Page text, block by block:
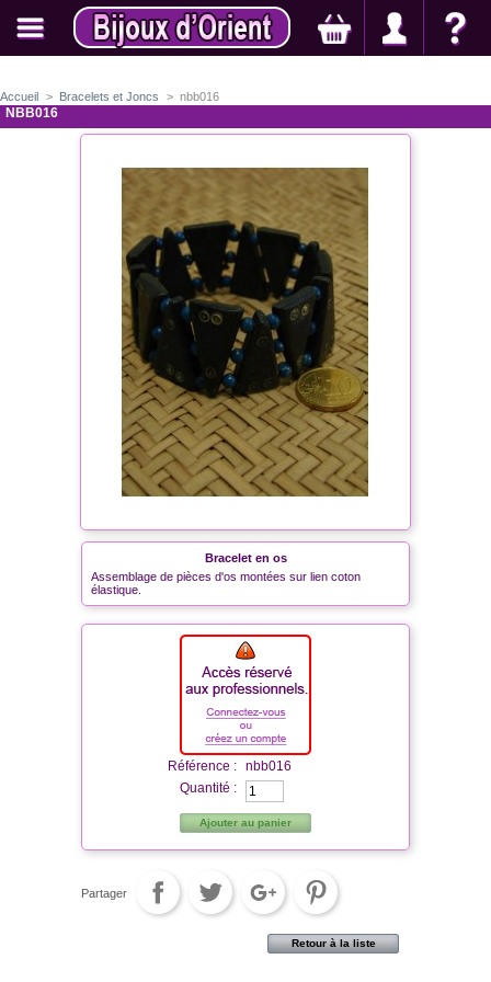
Accueil > Bracelets et Joncs > nbb016
NBB016
Bracelet en os
Assemblage de pièces d'os montées sur lien coton
élastique.
Référence :
nbb016
Quantité :
Ajouter au panier
Partager
Retour à la liste